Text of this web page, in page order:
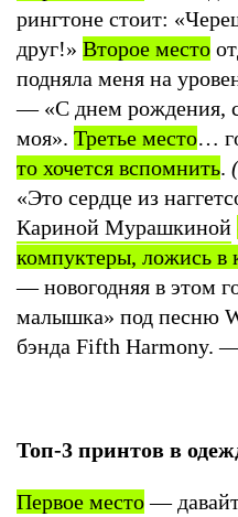
рингтоне стоит:
друг!» Второе место
подняла меня на
— «С днем рождения,
моя». Третье место…
то хочется вспомнить.
«Это сердце из
Кариной Мурашкиной
компуктеры, ложись в
— новогодняя в этом
малышка» под песню
бэнда Fifth Harmony.
Топ-3 принтов в
Первое место—